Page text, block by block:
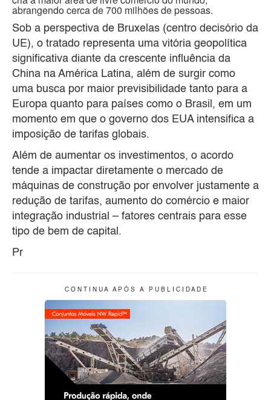
abrangendo cerca de 700 milhões de pessoas.
Sob a perspectiva de Bruxelas (centro decisório da
UE), o tratado representa uma vitória geopolítica
significativa diante da crescente influência da
China na América Latina, além de surgir como
uma busca por maior previsibilidade tanto para a
Europa quanto para países como o Brasil, em um
momento em que o governo dos EUA intensifica a
imposição de tarifas globais.
Além de aumentar os investimentos, o acordo
tende a impactar diretamente o mercado de
máquinas de construção por envolver justamente a
redução de tarifas, aumento do comércio e maior
integração industrial – fatores centrais para esse
tipo de bem de capital.
Pr
C O N T I N U A A P Ó S A P U B L I C I D A D E